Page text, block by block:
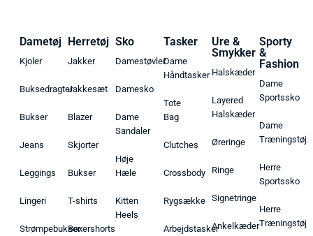
Dametøj
Kjoler
Buksedragter
Bukser
Jeans
Leggings
Lingeri
Strømpebukser
Herretøj
Jakker
Jakkesæt
Blazer
Skjorter
Bukser
T-shirts
Boxershorts
Sko
Damestøvler
Damesko
Dame
Sandaler
Høje
Hæle
Kitten
Heels
Tasker
Dame
Håndtasker
Tote
Bag
Clutches
Crossbody
Rygsække
Arbejdstasker
Ure &
Smykker
Halskæder
Layered
Halskæder
Øreringe
Ringe
Signetringe
Ankelkæder
Sporty
&
Fashion
Dame
Sportssko
Dame
Træningstøj
Herre
Sportssko
Herre
Træningstøj